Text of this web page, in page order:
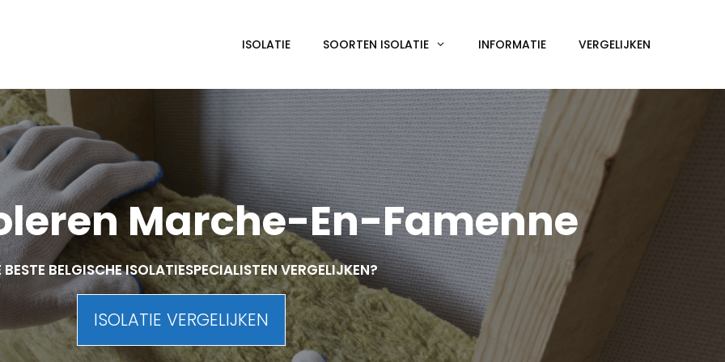
ISOLATIE SOORTEN ISOLATIE INFORMATIE VERGELIJKEN
Marche-En-Famenne
BESTE BELGISCHE ISOLATIESPECIALISTEN VERGELIJKEN?
ISOLATIE VERGELIJKEN